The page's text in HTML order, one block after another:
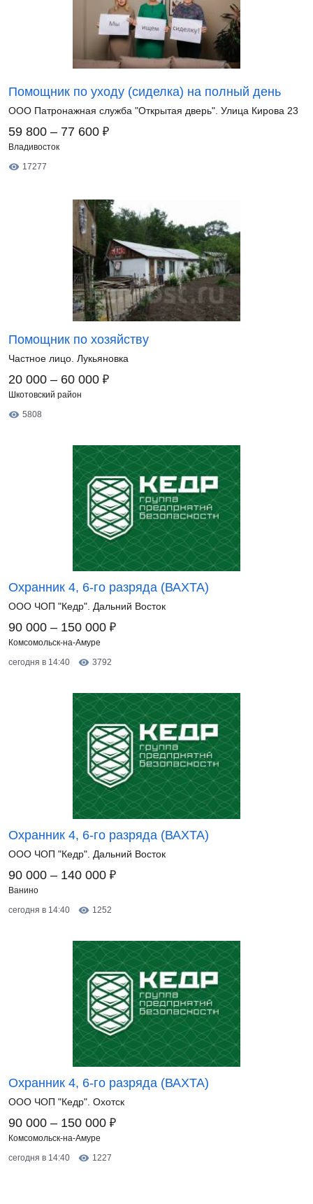
Помощник по уходу (сиделка) на полный день
ООО Патронажная служба "Открытая дверь". Улица Кирова 23
59 800 – 77 600 ₽
Владивосток
17277
Помощник по хозяйству
Частное лицо. Лукьяновка
20 000 – 60 000 ₽
Шкотовский район
5808
Охранник 4, 6-го разряда (ВАХТА)
ООО ЧОП "Кедр". Дальний Восток
90 000 – 150 000 ₽
Комсомольск-на-Амуре
сегодня в 14:40
3792
Охранник 4, 6-го разряда (ВАХТА)
ООО ЧОП "Кедр". Дальний Восток
90 000 – 140 000 ₽
Ванино
сегодня в 14:40
1252
Охранник 4, 6-го разряда (ВАХТА)
ООО ЧОП "Кедр". Охотск
90 000 – 150 000 ₽
Комсомольск-на-Амуре
сегодня в 14:40
1227